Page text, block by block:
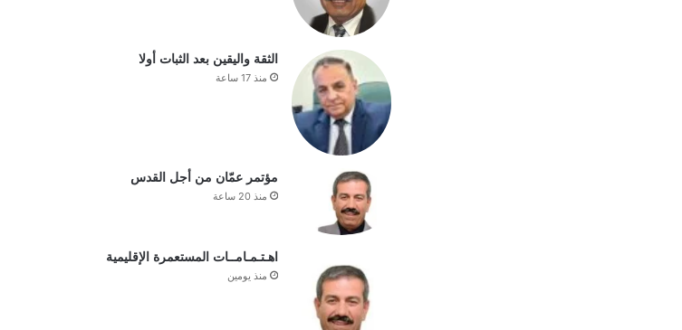
الثقة واليقين بعد الثبات أولا
منذ 17 ساعة
مؤتمر عمّان من أجل القدس
منذ 20 ساعة
اهـتـمـامــات المستعمرة الإقليمية
منذ يومين